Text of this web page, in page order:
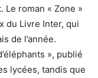
Le roman « Zone »
du Livre Inter, qui
de l’année.
», publié
lycées, tandis que